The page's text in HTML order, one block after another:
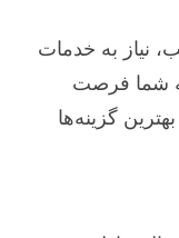
نیاز به خدمات
شما فرصت
گزینه‌ها